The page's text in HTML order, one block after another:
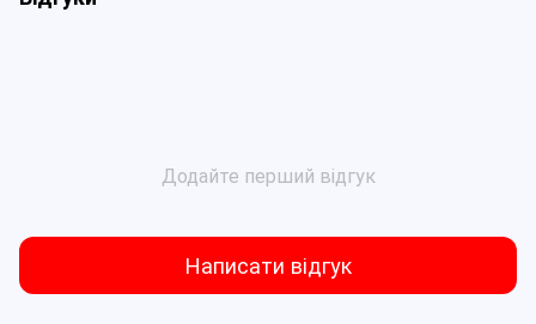
Додайте перший відгук
Написати відгук